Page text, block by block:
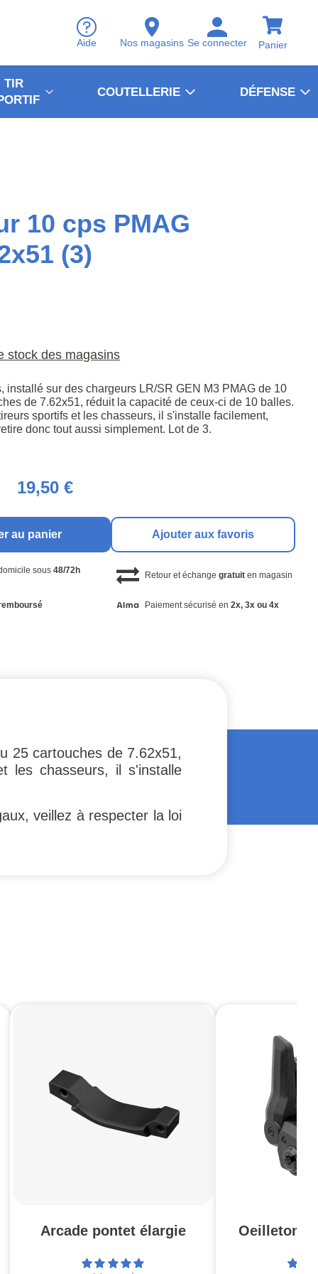
Aide Nos magasins Se connecter Panier
TIR
COUTELLERIE DÉFENSE
10 cps PMAG
(3)
stock des magasins
installé sur des chargeurs LR/SR GEN M3 PMAG de 10
de 7.62x51, réduit la capacité de ceux-ci de 10 balles.
sportifs et les chasseurs, il s'installe facilement,
donc tout aussi simplement. Lot de 3.
19,50 €
au panier Ajouter aux favoris
sous48/72h
Retour et échange gratuiten magasin
Paiement sécurisé en 2x, 3x ou 4x
25 cartouches de 7.62x51,
les chasseurs, il s'installe
veillez à respecter la loi
Arcade pontet élargie Oeilleton